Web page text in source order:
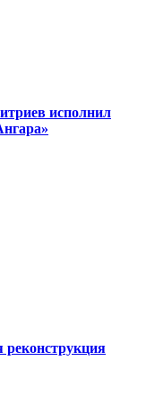
исполнил
реконструкция